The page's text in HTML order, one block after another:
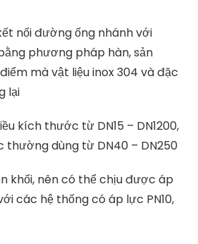
nối đường ống nhánh với
phương pháp hàn, sản
mà vật liệu inox 304 và đặc
lại
kích thước từ DN15 – DN1200,
dùng từ DN40 – DN250
khối, nên có thể chịu được áp
các hệ thống có áp lực PN10,